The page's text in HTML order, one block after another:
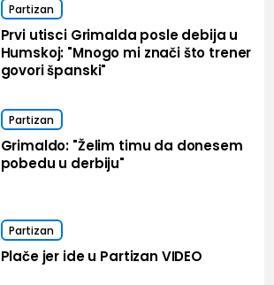
Partizan
Prvi utisci Grimalda posle debija u
Humskoj: "Mnogo mi znači što trener
govori španski"
Partizan
Grimaldo: "Želim timu da donesem
pobedu u derbiju"
Partizan
Plače jer ide u Partizan VIDEO